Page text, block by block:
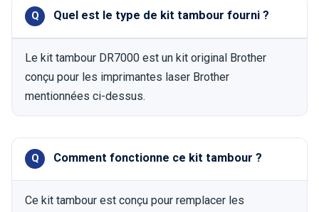
Quel est le type de kit tambour fourni ?
Le kit tambour DR7000 est un kit original Brother
conçu pour les imprimantes laser Brother
mentionnées ci-dessus.
Comment fonctionne ce kit tambour ?
Ce kit tambour est conçu pour remplacer les